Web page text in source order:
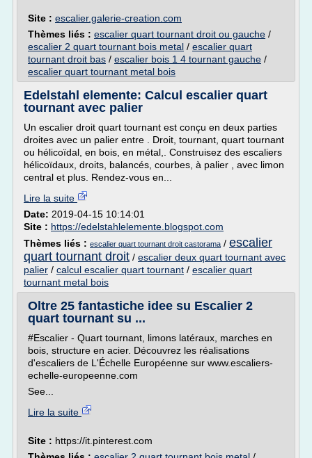
Site : escalier.galerie-creation.com
Thèmes liés : escalier quart tournant droit ou gauche /
escalier 2 quart tournant bois metal / escalier quart
tournant droit bas / escalier bois 1 4 tournant gauche /
escalier quart tournant metal bois
Edelstahl elemente: Calcul escalier quart
tournant avec palier
Un escalier droit quart tournant est conçu en deux parties
droites avec un palier entre . Droit, tournant, quart tournant
ou hélicoïdal, en bois, en métal,. Construisez des escaliers
hélicoïdaux, droits, balancés, courbes, à palier , avec limon
central et plus. Rendez-vous en...
Lire la suite
Date: 2019-04-15 10:14:01
Site : https://edelstahlelemente.blogspot.com
Thèmes liés : escalier quart tournant droit castorama / escalier
quart tournant droit / escalier deux quart tournant avec
palier / calcul escalier quart tournant / escalier quart
tournant metal bois
Oltre 25 fantastiche idee su Escalier 2
quart tournant su ...
#Escalier - Quart tournant, limons latéraux, marches en
bois, structure en acier. Découvrez les réalisations
d'escaliers de L'Échelle Européenne sur www.escaliers-
echelle-europeenne.com
See...
Lire la suite
Site : https://it.pinterest.com